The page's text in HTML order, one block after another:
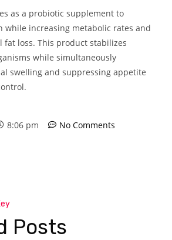
as a probiotic supplement to
while increasing metabolic rates and
loss. This product stabilizes
while simultaneously
swelling and suppressing appetite
8:06 pm No Comments
Posts